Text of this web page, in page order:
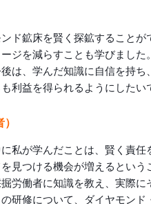
ド鉱床を賢く探鉱すること
ジを減らすことも学びまし
は、学んだ知識に自信を持
利益を得られるようにしたい
私が学んだことは、賢く責任
見つける機会が増えるという
労働者に知識を教え、実際に
研修について、ダイヤモンド